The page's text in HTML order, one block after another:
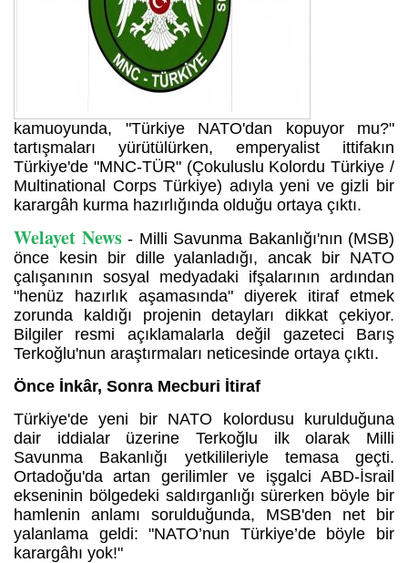
kamuoyunda, "Türkiye NATO'dan kopuyor mu?"
tartışmaları yürütülürken, emperyalist ittifakın
Türkiye'de "MNC-TÜR" (Çokuluslu Kolordu Türkiye /
Multinational Corps Türkiye) adıyla yeni ve gizli bir
karargâh kurma hazırlığında olduğu ortaya çıktı.
Welayet News- Milli Savunma Bakanlığı'nın (MSB)
önce kesin bir dille yalanladığı, ancak bir NATO
çalışanının sosyal medyadaki ifşalarının ardından
"henüz hazırlık aşamasında" diyerek itiraf etmek
zorunda kaldığı projenin detayları dikkat çekiyor.
Bilgiler resmi açıklamalarla değil gazeteci Barış
Terkoğlu'nun araştırmaları neticesinde ortaya çıktı.
Önce İnkâr, Sonra Mecburi İtiraf
Türkiye'de yeni bir NATO kolordusu kurulduğuna
dair iddialar üzerine Terkoğlu ilk olarak Milli
Savunma Bakanlığı yetkilileriyle temasa geçti.
Ortadoğu'da artan gerilimler ve işgalci ABD-İsrail
ekseninin bölgedeki saldırganlığı sürerken böyle bir
hamlenin anlamı sorulduğunda, MSB'den net bir
yalanlama geldi: "NATO’nun Türkiye’de böyle bir
karargâhı yok!"